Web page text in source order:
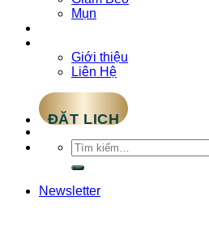
Mụn
Giới thiệu
Liên Hệ
ĐẶT LỊCH
Tìm
kiếm:
Newsletter